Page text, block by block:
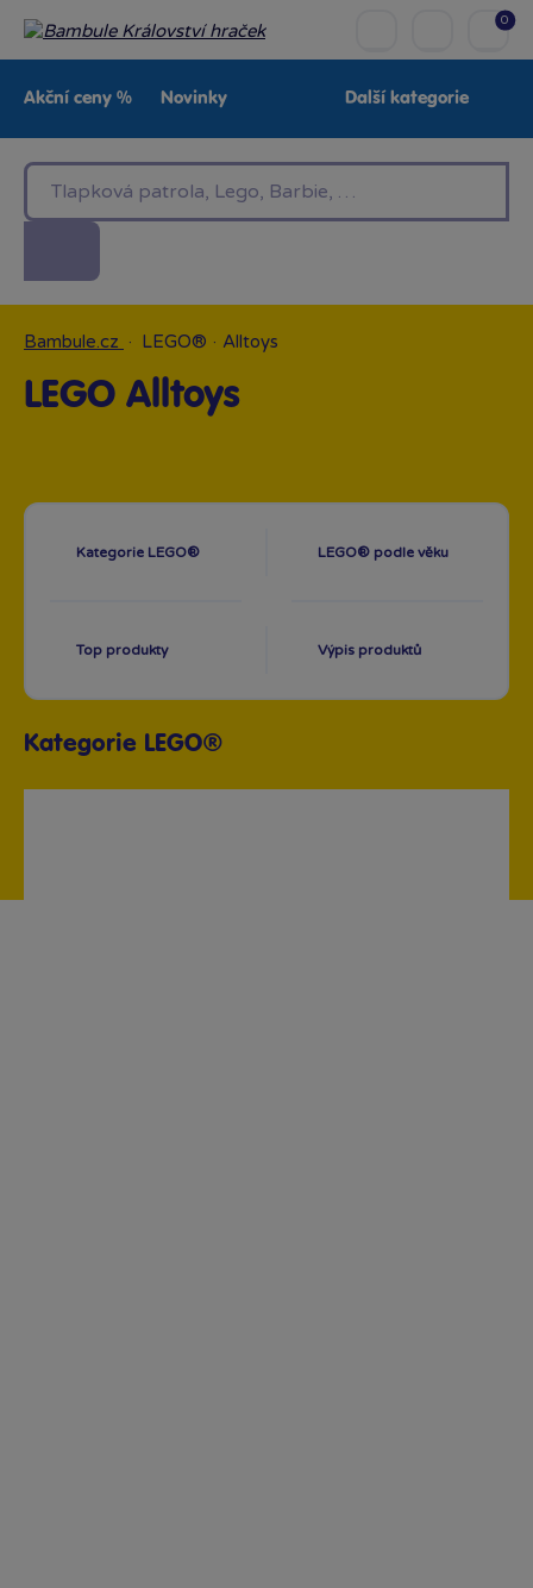
0
Akční ceny % Novinky
Baby Značky
Další kategorie
Bambule.cz · LEGO® · Alltoys
LEGO Alltoys
Kategorie LEGO® LEGO® podle věku
Top produkty Výpis produktů
Kategorie LEGO®